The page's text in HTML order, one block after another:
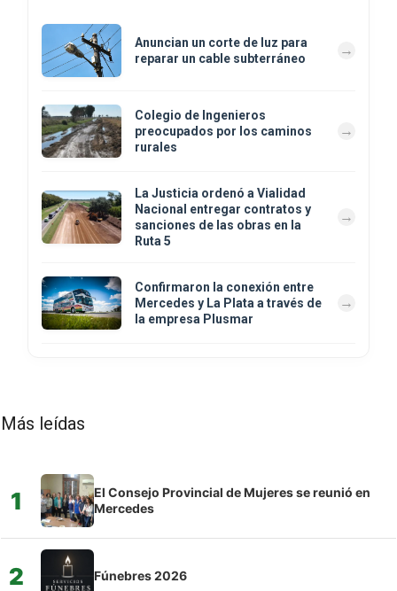
Anuncian un corte de luz para
reparar un cable subterráneo
Colegio de Ingenieros
preocupados por los caminos
rurales
La Justicia ordenó a Vialidad
Nacional entregar contratos y
sanciones de las obras en la
Ruta 5
Confirmaron la conexión entre
Mercedes y La Plata a través de
la empresa Plusmar
Más leídas
1
El Consejo Provincial de Mujeres se reunió en
Mercedes
2 Fúnebres 2026